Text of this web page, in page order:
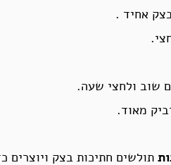
אחיד .
שוב ולחצי שעה.
מאוד.
תולשים חתיכות בצק ויוצרים